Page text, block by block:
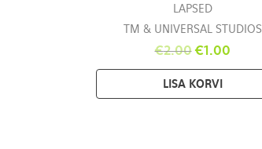
LAPSED
TM & UNIVERSAL STUDIOS
€2.00 €1.00
LISA KORVI